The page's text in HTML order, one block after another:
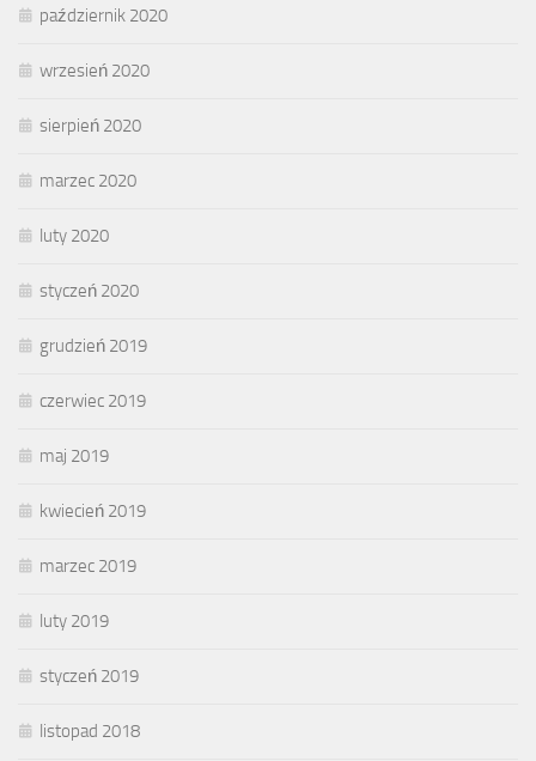
październik 2020
wrzesień 2020
sierpień 2020
marzec 2020
luty 2020
styczeń 2020
grudzień 2019
czerwiec 2019
maj 2019
kwiecień 2019
marzec 2019
luty 2019
styczeń 2019
listopad 2018